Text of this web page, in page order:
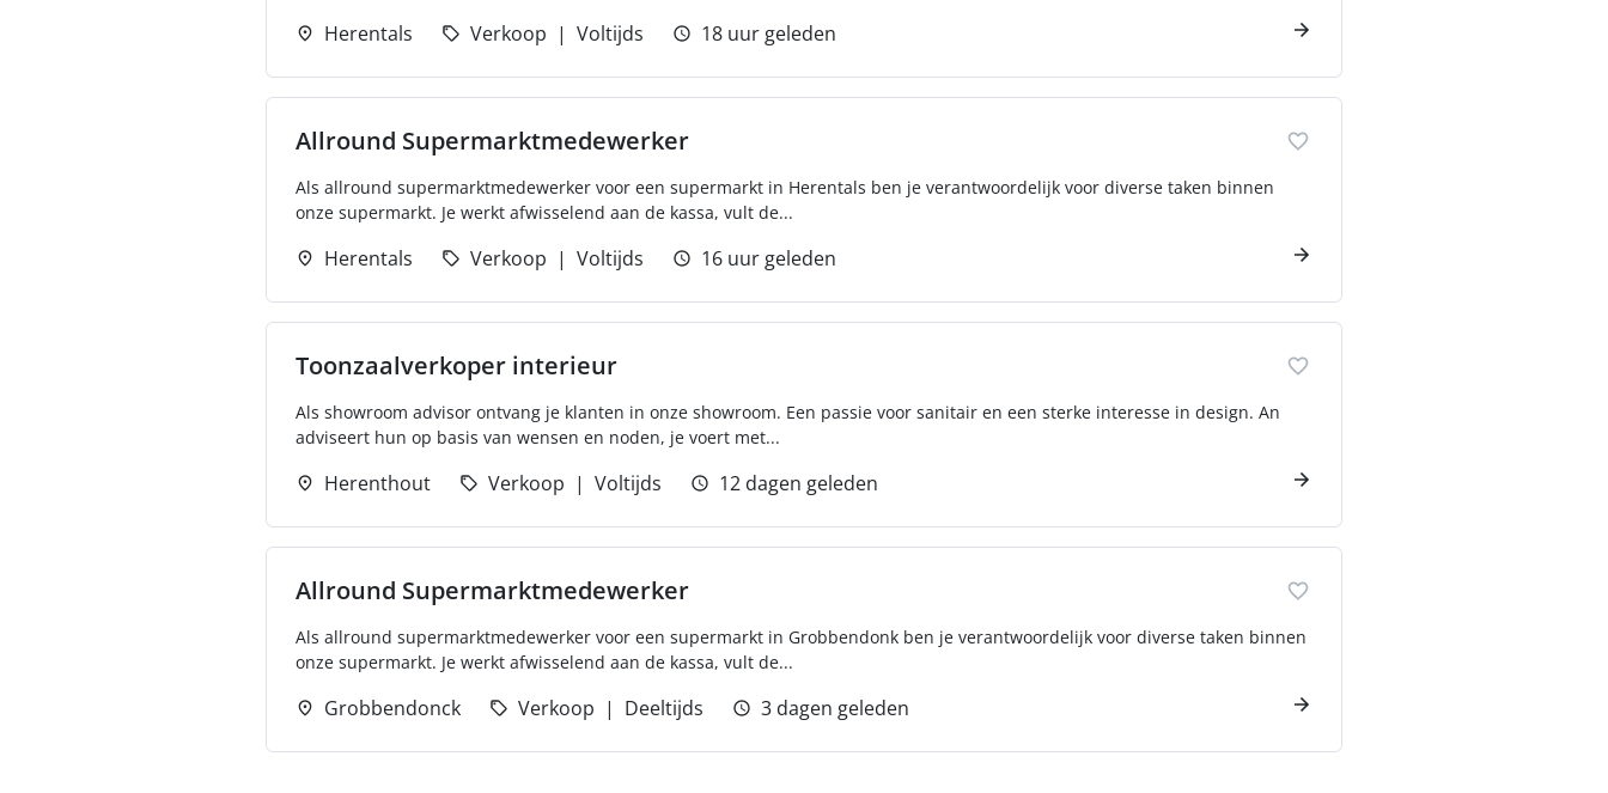
Herentals Verkoop Voltijds 18 uur geleden
Allround Supermarktmedewerker
Als allround supermarktmedewerker voor een supermarkt in Herentals ben je verantwoordelijk voor diverse taken binnen
onze supermarkt. Je werkt afwisselend aan de kassa, vult de...
Herentals Verkoop Voltijds 16 uur geleden
Toonzaalverkoper interieur
Als showroom advisor ontvang je klanten in onze showroom. Een passie voor sanitair en een sterke interesse in design. An
adviseert hun op basis van wensen en noden, je voert met...
Herenthout Verkoop Voltijds 12 dagen geleden
Allround Supermarktmedewerker
Als allround supermarktmedewerker voor een supermarkt in Grobbendonk ben je verantwoordelijk voor diverse taken binnen
onze supermarkt. Je werkt afwisselend aan de kassa, vult de...
Grobbendonck Verkoop Deeltijds 3 dagen geleden